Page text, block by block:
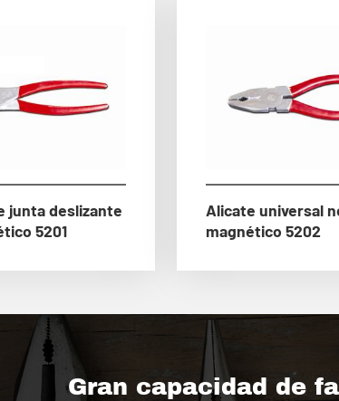
junta deslizante
5201
Alicate universal
magnético 5202
Gran capacidad de